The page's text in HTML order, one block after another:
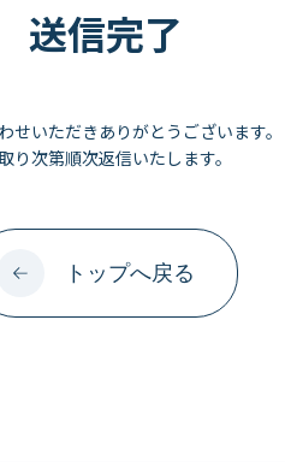
送信完了
せいただきありがとうございます。
り次第順次返信いたします。
トップへ戻る